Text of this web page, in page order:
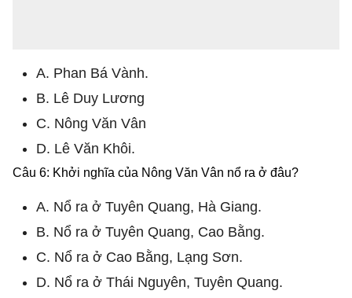
A. Phan Bá Vành.
B. Lê Duy Lương
C. Nông Văn Vân
D. Lê Văn Khôi.
Câu 6: Khởi nghĩa của Nông Văn Vân nổ ra ở đâu?
A. Nổ ra ở Tuyên Quang, Hà Giang.
B. Nổ ra ở Tuyên Quang, Cao Bằng.
C. Nổ ra ở Cao Bằng, Lạng Sơn.
D. Nổ ra ở Thái Nguyên, Tuyên Quang.